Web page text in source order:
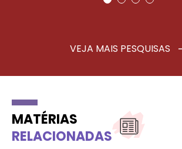
VEJA MAIS PESQUISAS
MATÉRIAS
RELACIONADAS